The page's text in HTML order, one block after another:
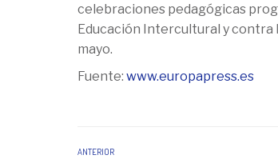
celebraciones pedagógicas
Educación Intercultural y contra
mayo.
Fuente: www.europapress.es
ANTERIOR